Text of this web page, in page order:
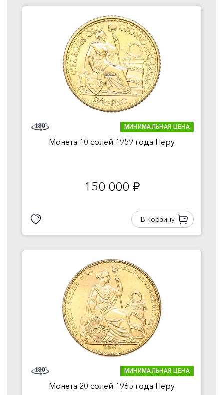
МИНИМАЛЬНАЯ ЦЕНА
Монета 10 солей 1959 года Перу
150 000 руб.
В корзину
МИНИМАЛЬНАЯ ЦЕНА
Монета 20 солей 1965 года Перу